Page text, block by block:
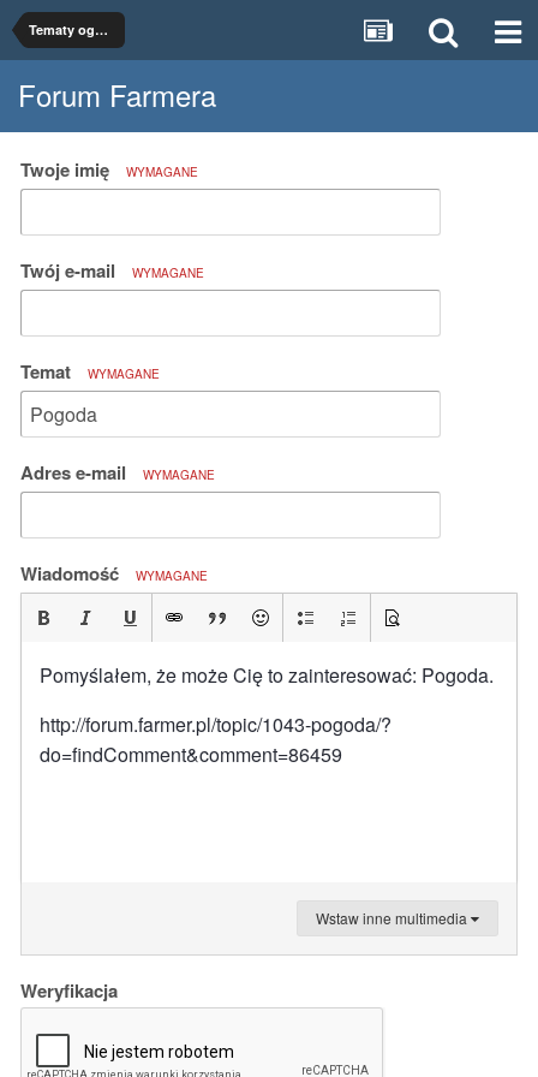
Tematy ogólne
Forum Farmera
Twoje imię WYMAGANE
Twój e-mail WYMAGANE
Temat WYMAGANE
Adres e-mail WYMAGANE
Wiadomość WYMAGANE
Pomyślałem, że może Cię to zainteresować: Pogoda.
http://forum.farmer.pl/topic/1043-pogoda/?
do=findComment&comment=86459
Wstaw inne multimedia
Weryfikacja